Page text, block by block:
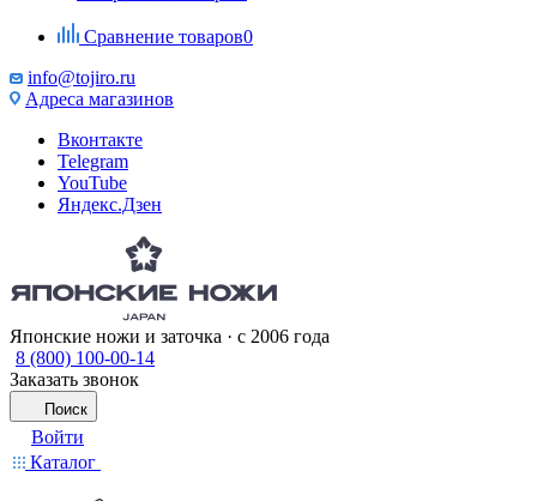
Сравнение товаров0
info@tojiro.ru
Адреса магазинов
Вконтакте
Telegram
YouTube
Яндекс.Дзен
Японские ножи и заточка · с 2006 года
8 (800) 100-00-14
Заказать звонок
Поиск
Войти
Каталог